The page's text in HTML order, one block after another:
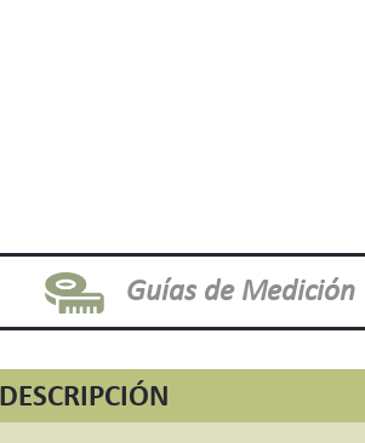
Guías de Medición
DESCRIPCIÓN